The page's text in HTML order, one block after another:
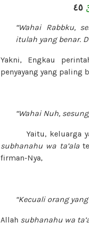
“Wahai Rabbku,
itulah yang benar.
Yakni, Engkau
penyayang yang paling
“Wahai Nuh,
Yaitu, keluarga yang
subhanahu wa ta’ala
firman-Nya,
“Kecuali orang
Allah subhanahu wa